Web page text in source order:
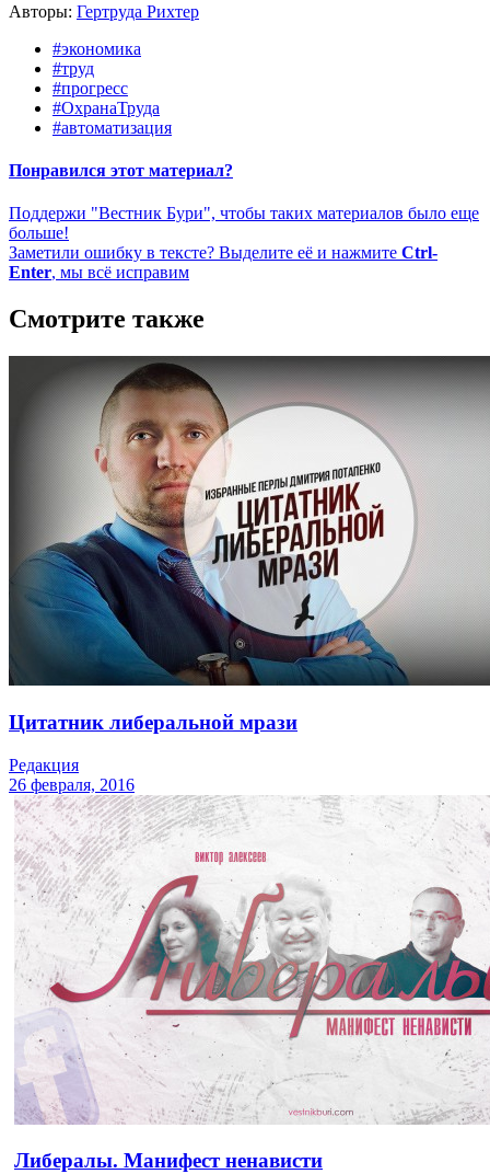
Авторы: Гертруда Рихтер
#экономика
#труд
#прогресс
#ОхранаТруда
#автоматизация
Понравился этот материал?
Поддержи "Вестник Бури", чтобы таких материалов было еще
больше!
Заметили ошибку в тексте? Выделите её и нажмите Ctrl-
Enter, мы всё исправим
Смотрите также
Цитатник либеральной мрази
Редакция
26 февраля, 2016
Либералы. Манифест ненависти